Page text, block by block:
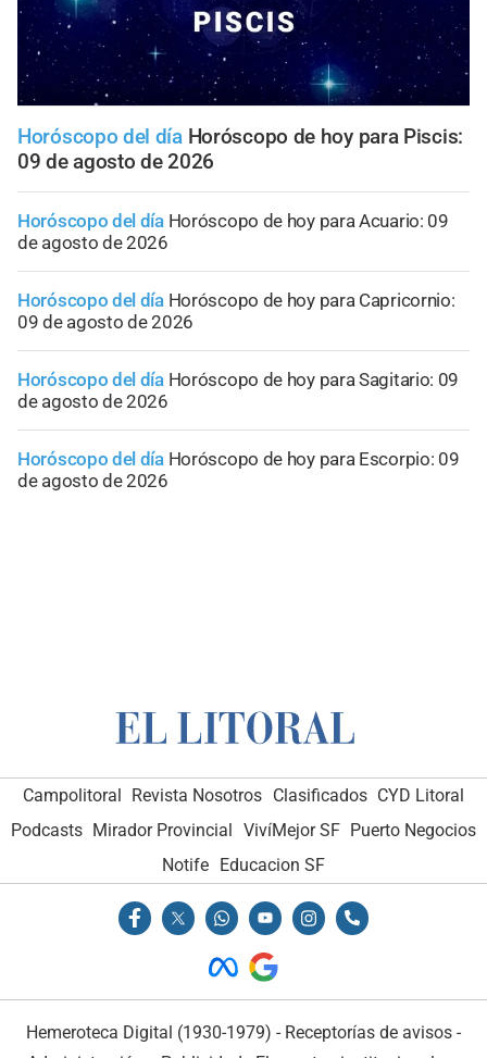
Horóscopo del día Horóscopo de hoy para Piscis:
09 de agosto de 2026
Horóscopo del día Horóscopo de hoy para Acuario: 09
de agosto de 2026
Horóscopo del día Horóscopo de hoy para Capricornio:
09 de agosto de 2026
Horóscopo del día Horóscopo de hoy para Sagitario: 09
de agosto de 2026
Horóscopo del día Horóscopo de hoy para Escorpio: 09
de agosto de 2026
Campolitoral Revista Nosotros Clasificados CYD Litoral
Podcasts Mirador Provincial VivíMejor SF Puerto Negocios
Notife Educacion SF
Hemeroteca Digital (1930-1979) - Receptorías de avisos -